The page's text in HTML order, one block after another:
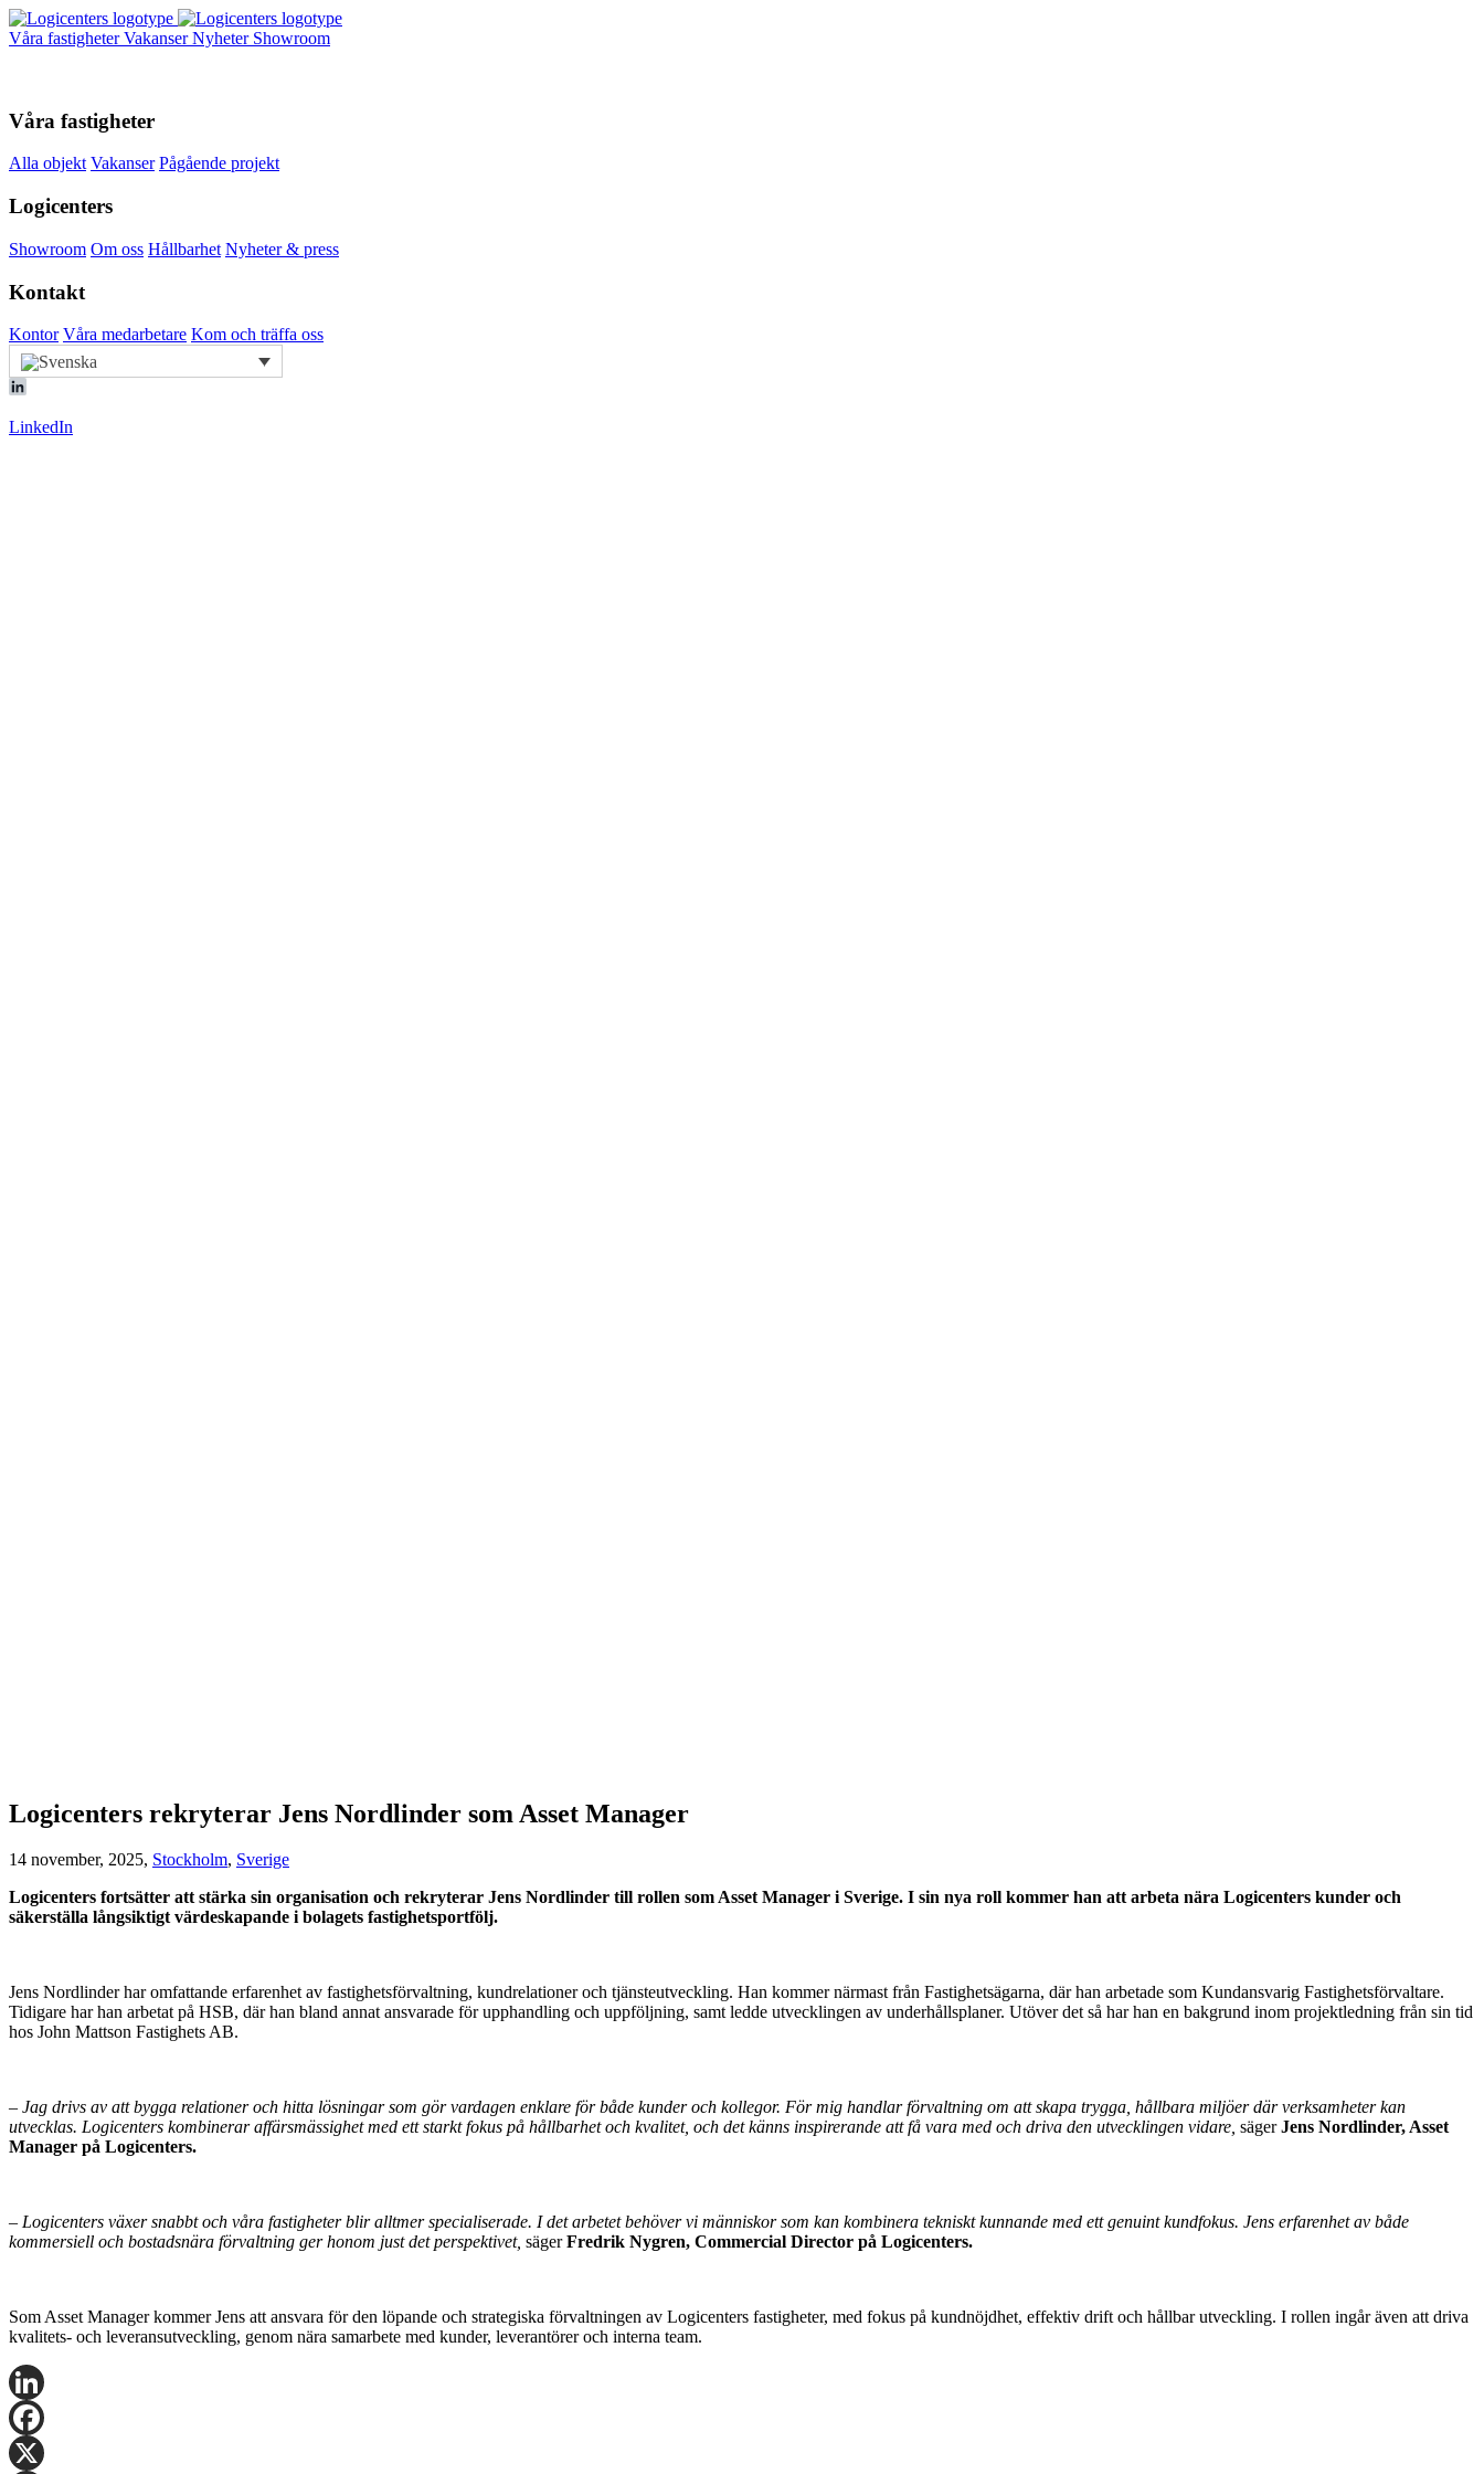
Våra fastigheterVakanserNyheter Showroom
Våra fastigheter
Alla objekt Vakanser Pågående projekt
Logicenters
Showroom Om oss Hållbarhet Nyheter & press
Kontakt
Kontor Våra medarbetare Kom och träffa oss
LinkedIn
Logicenters rekryterar Jens Nordlinder som Asset Manager
14 november, 2025, Stockholm, Sverige
Logicenters fortsätter att stärka sin organisation och rekryterar Jens Nordlinder till rollen som Asset Manager i Sverige. I sin nya roll kommer han att arbeta nära Logicenters kunder och
säkerställa långsiktigt värdeskapande i bolagets fastighetsportfölj.
Jens Nordlinder har omfattande erfarenhet av fastighetsförvaltning, kundrelationer och tjänsteutveckling. Han kommer närmast från Fastighetsägarna, där han arbetade som Kundansvarig Fastighetsförvaltare.
Tidigare har han arbetat på HSB, där han bland annat ansvarade för upphandling och uppföljning, samt ledde utvecklingen av underhållsplaner. Utöver det så har han en bakgrund inom projektledning från sin tid
hos John Mattson Fastighets AB.
– Jag drivs av att bygga relationer och hitta lösningar som gör vardagen enklare för både kunder och kollegor. För mig handlar förvaltning om att skapa trygga, hållbara miljöer där verksamheter kan
utvecklas. Logicenters kombinerar affärsmässighet med ett starkt fokus på hållbarhet och kvalitet, och det känns inspirerande att få vara med och driva den utvecklingen vidare, sägerJens Nordlinder, Asset
Manager på Logicenters.
– Logicenters växer snabbt och våra fastigheter blir alltmer specialiserade. I det arbetet behöver vi människor som kan kombinera tekniskt kunnande med ett genuint kundfokus. Jens erfarenhet av både
kommersiell och bostadsnära förvaltning ger honom just det perspektivet, sägerFredrik Nygren, Commercial Director på Logicenters.
Som Asset Manager kommer Jens att ansvara för den löpande och strategiska förvaltningen av Logicenters fastigheter, med fokus på kundnöjdhet, effektiv drift och hållbar utveckling. I rollen ingår även att driva
kvalitets- och leveransutveckling, genom nära samarbete med kunder, leverantörer och interna team.
LinkedIn
Facebook